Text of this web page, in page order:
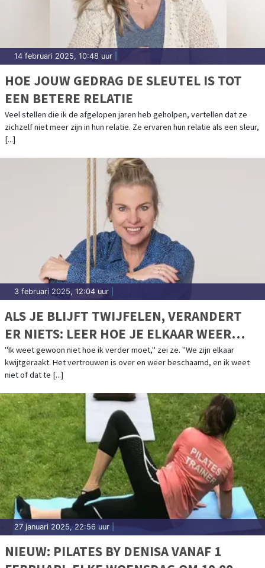
14 februari 2025, 10:48 uur
HOE JOUW GEDRAG DE SLEUTEL IS TOT
EEN BETERE RELATIE
Veel stellen die ik de afgelopen jaren heb geholpen, vertellen dat ze
zichzelf niet meer zijn in hun relatie. Ze ervaren hun relatie als een sleur,
[...]
3 februari 2025, 12:04 uur
ALS JE BLIJFT TWIJFELEN, VERANDERT
ER NIETS: LEER HOE JE ELKAAR WEER
KUNT VERTROUWEN EN BEGRIJPEN
"Ik weet gewoon niet hoe ik verder moet," zei ze. "We zijn elkaar
kwijtgeraakt. Het vertrouwen is over en weer beschaamd, en ik weet
niet of dat te [...]
27 januari 2025, 22:56 uur
NIEUW: PILATES BY DENISA VANAF 1